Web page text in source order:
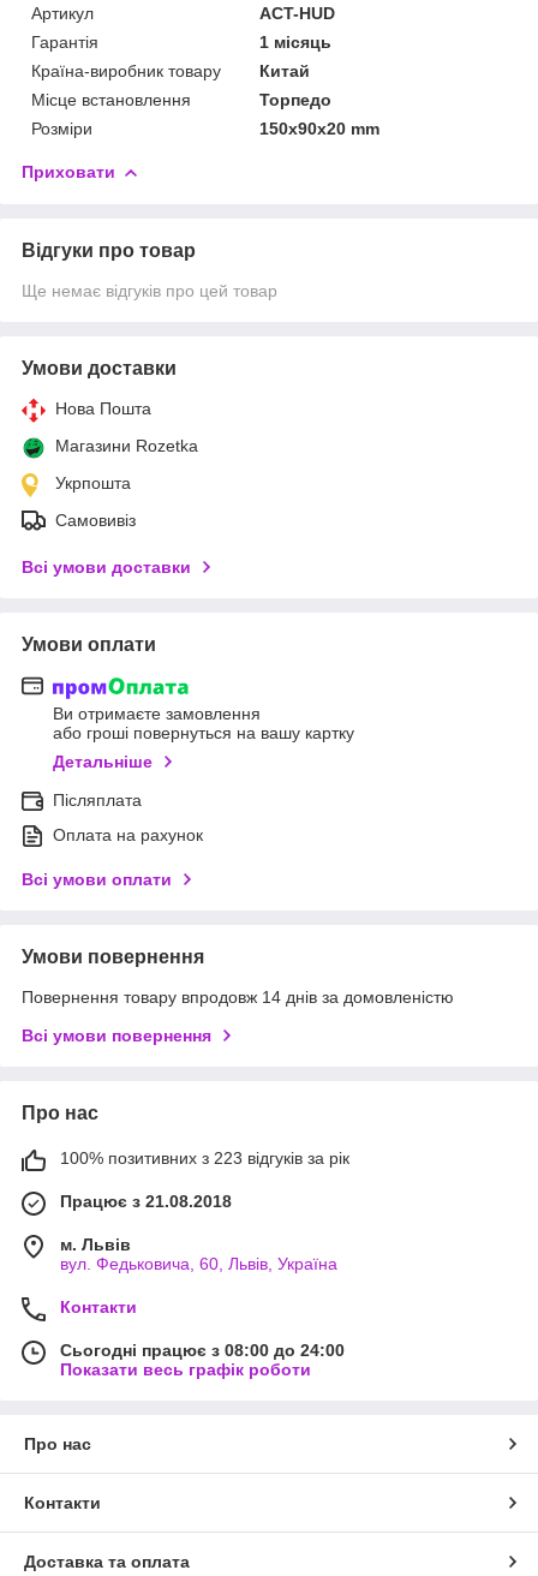
Артикул
ACT-HUD
Гарантія
1 місяць
Країна-виробник товару
Китай
Місце встановлення
Торпедо
Розміри
150x90x20 mm
Приховати
Відгуки про товар
Ще немає відгуків про цей товар
Умови доставки
Нова Пошта
Магазини Rozetka
Укрпошта
Самовивіз
Всі умови доставки
Умови оплати
Ви отримаєте замовлення
або гроші повернуться на вашу картку
Детальніше
Післяплата
Оплата на рахунок
Всі умови оплати
Умови повернення
Повернення товару впродовж 14 днів за домовленістю
Всі умови повернення
Про нас
100% позитивних з 223 відгуків за рік
Працює з 21.08.2018
м. Львів
вул. Федьковича, 60, Львів, Україна
Контакти
Сьогодні працює з 08:00 до 24:00
Показати весь графік роботи
Про нас
Контакти
Доставка та оплата